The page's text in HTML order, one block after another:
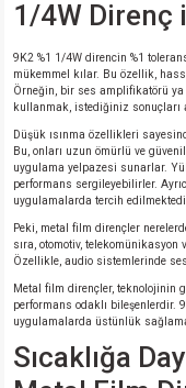
1/4W Direnç
9K2 %1 1/4W direncin %1
mükemmel kılar. Bu özellik,
Örneğin, bir ses amplifikatörü
kullanmak, istediğiniz sonuçları
Düşük ısınma özellikleri
Bu, onları uzun ömürlü ve
uygulama yelpazesi sunarlar.
performans sergileyebilirler.
uygulamalarda tercih
Peki, metal film dirençler
sıra, otomotiv,
Özellikle, audio sistemlerinde
Metal film dirençler, teknolojinin
performans odaklı bileşenlerdir.
uygulamalarda üstünlük
Sıcaklığa